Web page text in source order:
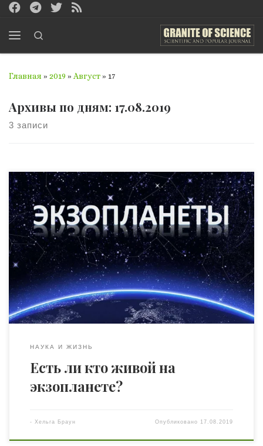
Перейти к содержимому
Главная » 2019 » Август» 17
Архивы по дням: 17.08.2019
3 записи
Ответить на этот вопрос поможет биофлуоресценция
внеземных живых организмов, если они есть, конечно.
Экзопланет, а именно так называются все планеты,
которые находятся за пределами Солнечной системы,
на сегодняшний день известно уже более четырёх
тысяч. И количество их год от года будет только
увеличиваться. Однако о том, что собой представляют
далёкие […]
НАУКА И ЖИЗНЬ
Есть ли кто живой на
экзопланете?
- Хельга Браун Опубликовано 17.08.2019